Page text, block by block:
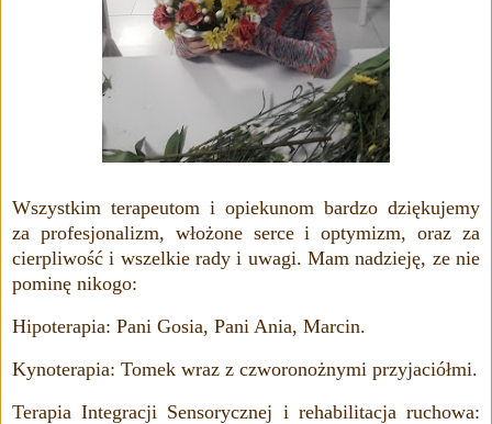
Wszystkim terapeutom i opiekunom bardzo dziękujemy
za profesjonalizm, włożone serce i optymizm, oraz za
cierpliwość i wszelkie rady i uwagi. Mam nadzieję, ze nie
pominę nikogo:
Hipoterapia: Pani Gosia, Pani Ania, Marcin.
Kynoterapia: Tomek wraz z czworonożnymi przyjaciółmi.
Terapia Integracji Sensorycznej i rehabilitacja ruchowa: